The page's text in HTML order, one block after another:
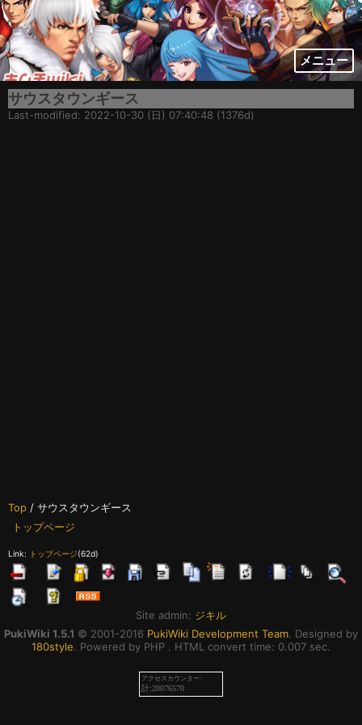
メニュー
サウスタウンギース
Last-modified: 2022-10-30 (日) 07:40:48 (1376d)
Top / サウスタウンギース
トップページ
Link: トップページ(62d)
Site admin: ジキル
PukiWiki 1.5.1 © 2001-2016 PukiWiki Development Team. Designed by
180style. Powered by PHP . HTML convert time: 0.007 sec.